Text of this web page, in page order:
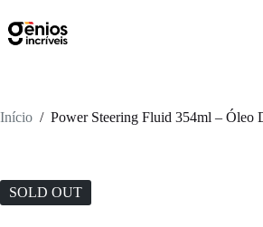
Início / Power Steering Fluid 354ml – Óleo
SOLD OUT